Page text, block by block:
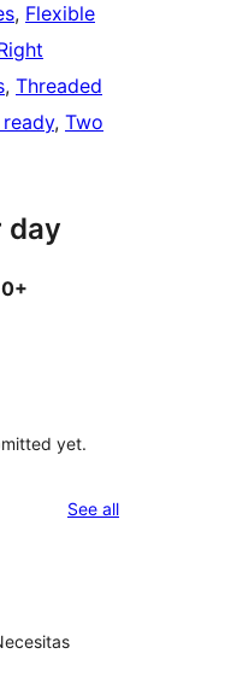
, Flexible
, Threaded
, Two
day
yet.
See allreviews